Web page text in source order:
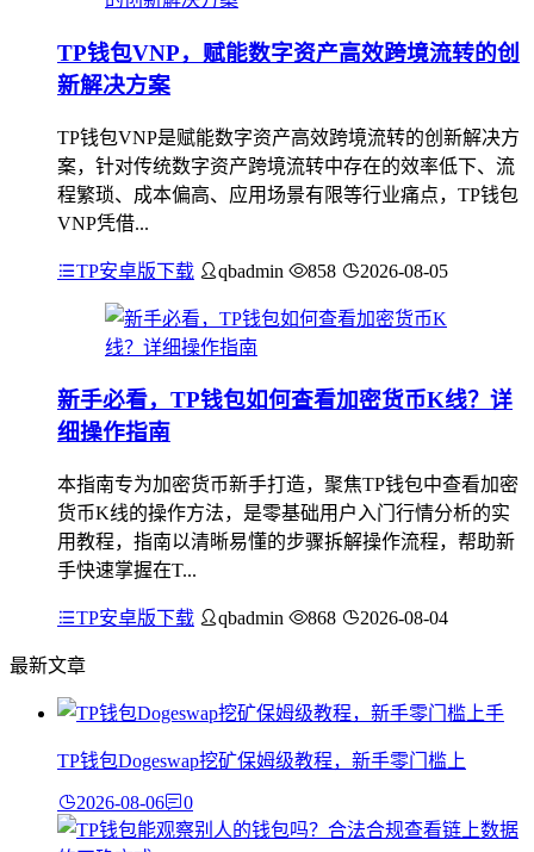
TP钱包VNP，赋能数字资产高效跨境流转的创
新解决方案
TP钱包VNP是赋能数字资产高效跨境流转的创新解决方
案，针对传统数字资产跨境流转中存在的效率低下、流
程繁琐、成本偏高、应用场景有限等行业痛点，TP钱包
VNP凭借...
TP安卓版下载 qbadmin 858 2026-08-05
新手必看，TP钱包如何查看加密货币K线？详
细操作指南
本指南专为加密货币新手打造，聚焦TP钱包中查看加密
货币K线的操作方法，是零基础用户入门行情分析的实
用教程，指南以清晰易懂的步骤拆解操作流程，帮助新
手快速掌握在T...
TP安卓版下载 qbadmin 868 2026-08-04
最新文章
TP钱包Dogeswap挖矿保姆级教程，新手零门槛上
2026-08-06 0